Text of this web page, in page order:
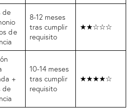
de
de
8-12 meses
tras cumplir
requisito
★★☆☆☆
+
de
10-14 meses
tras cumplir
requisito
★★★★☆